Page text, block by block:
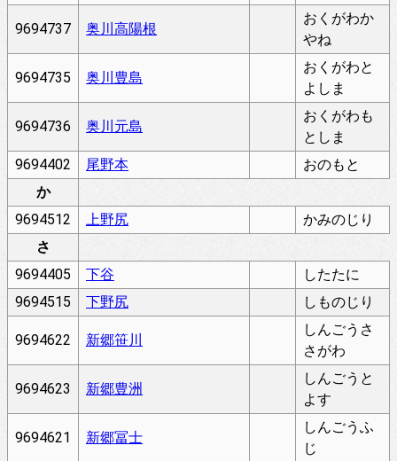
9694737 奥川高陽根
おくがわか
やね
9694735 奥川豊島
おくがわと
よしま
9694736 奥川元島
おくがわも
としま
9694402
尾野本
おのもと
か
9694512
上野尻
かみのじり
さ
9694405
下谷
したたに
9694515
下野尻 しものじり
9694622 新郷笹川
しんごうさ
さがわ
9694623 新郷豊洲
しんごうと
よす
9694621 新郷冨士
しんごうふ
じ